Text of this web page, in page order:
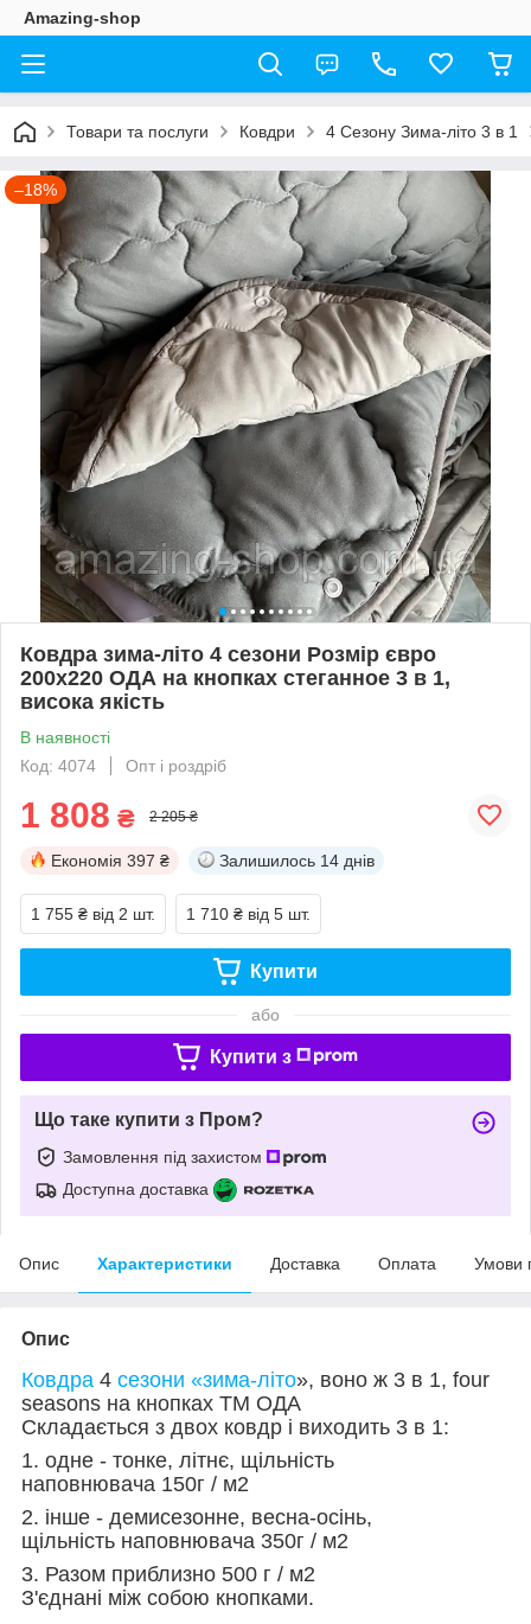
Amazing-shop
Товари та послуги Ковдри 4 Сезону Зима-літо 3 в 1
–18%
Ковдра зима-літо 4 сезони Розмір євро
200х220 ОДА на кнопках стеганное 3 в 1,
висока якість
В наявності
Код: 4074
Опт і роздріб
1 808 ₴ 2 205 ₴
Економія 397 ₴ Залишилось 14 днів
1 755 ₴ від 2 шт. 1 710 ₴ від 5 шт.
Купити
або
Купити з
Що таке купити з Пром?
Замовлення під захистом
Доступна доставка
Опис Характеристики Доставка Оплата Умови
Опис
Ковдра 4 сезони «зима-літо», воно ж 3 в 1, four
seasons на кнопках ТМ ОДА
Складається з двох ковдр і виходить 3 в 1:
1. одне - тонке, літнє, щільність
наповнювача 150г / м2
2. інше - демисезонне, весна-осінь,
щільність наповнювача 350г / м2
3. Разом приблизно 500 г / м2
З'єднані між собою кнопками.